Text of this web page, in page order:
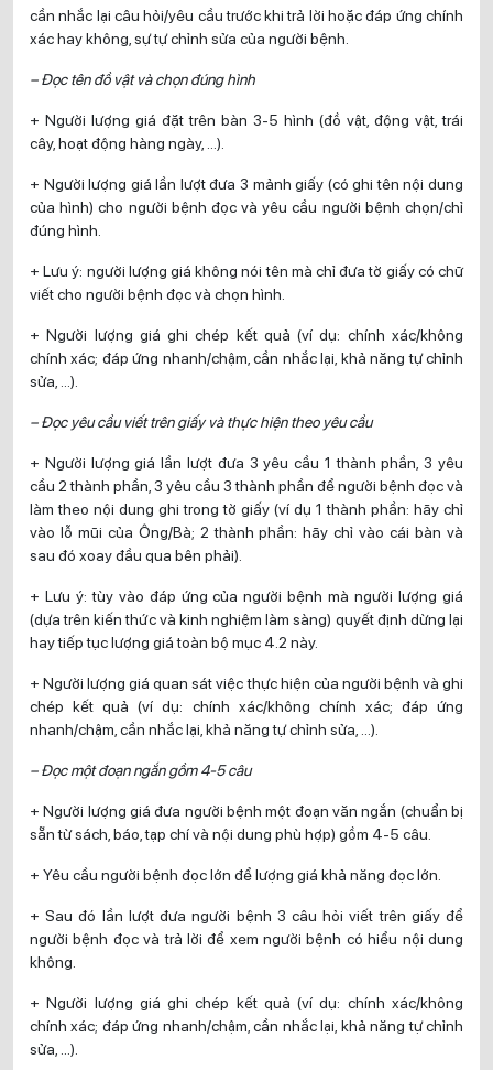
cần nhắc lại câu hỏi/yêu cầu trước khi trả lời hoặc đáp ứng chính
xác hay không, sự tự chỉnh sửa của người bệnh.
– Đọc tên đồ vật và chọn đúng hình
+ Người lượng giá đặt trên bàn 3-5 hình (đồ vật, động vật, trái
cây, hoạt động hàng ngày, …).
+ Người lượng giá lần lượt đưa 3 mảnh giấy (có ghi tên nội dung
của hình) cho người bệnh đọc và yêu cầu người bệnh chọn/chỉ
đúng hình.
+ Lưu ý: người lượng giá không nói tên mà chỉ đưa tờ giấy có chữ
viết cho người bệnh đọc và chọn hình.
+ Người lượng giá ghi chép kết quả (ví dụ: chính xác/không
chính xác; đáp ứng nhanh/chậm, cần nhắc lại, khả năng tự chỉnh
sửa, …).
– Đọc yêu cầu viết trên giấy và thực hiện theo yêu cầu
+ Người lượng giá lần lượt đưa 3 yêu cầu 1 thành phần, 3 yêu
cầu 2 thành phần, 3 yêu cầu 3 thành phần để người bệnh đọc và
làm theo nội dung ghi trong tờ giấy (ví dụ 1 thành phần: hãy chỉ
vào lỗ mũi của Ông/Bà; 2 thành phần: hãy chỉ vào cái bàn và
sau đó xoay đầu qua bên phải).
+ Lưu ý: tùy vào đáp ứng của người bệnh mà người lượng giá
(dựa trên kiến thức và kinh nghiệm làm sàng) quyết định dừng lại
hay tiếp tục lượng giá toàn bộ mục 4.2 này.
+ Người lượng giá quan sát việc thực hiện của người bệnh và ghi
chép kết quả (ví dụ: chính xác/không chính xác; đáp ứng
nhanh/chậm, cần nhắc lại, khả năng tự chỉnh sửa, …).
– Đọc một đoạn ngắn gồm 4-5 câu
+ Người lượng giá đưa người bệnh một đoạn văn ngắn (chuẩn bị
sẵn từ sách, báo, tạp chí và nội dung phù hợp) gồm 4-5 câu.
+ Yêu cầu người bệnh đọc lớn để lượng giá khả năng đọc lớn.
+ Sau đó lần lượt đưa người bệnh 3 câu hỏi viết trên giấy để
người bệnh đọc và trả lời để xem người bệnh có hiểu nội dung
không.
+ Người lượng giá ghi chép kết quả (ví dụ: chính xác/không
chính xác; đáp ứng nhanh/chậm, cần nhắc lại, khả năng tự chỉnh
sửa, …).